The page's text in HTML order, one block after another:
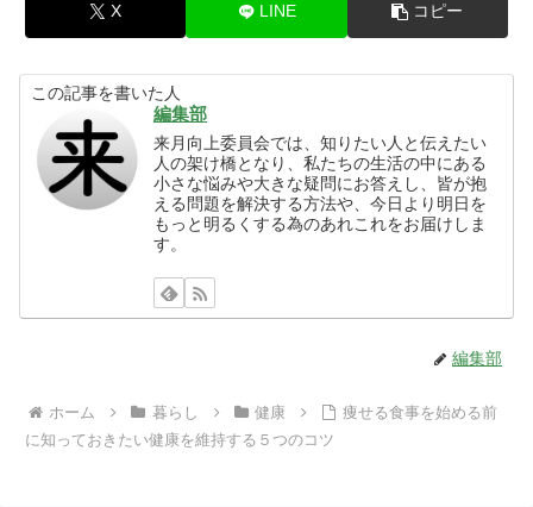
X LINE コピー
この記事を書いた人
編集部
来月向上委員会では、知りたい人と伝えたい
人の架け橋となり、私たちの生活の中にある
小さな悩みや大きな疑問にお答えし、皆が抱
える問題を解決する方法や、今日より明日を
もっと明るくする為のあれこれをお届けしま
す。
編集部
ホーム 暮らし 健康
痩せる食事を始める前
に知っておきたい健康を維持する５つのコツ